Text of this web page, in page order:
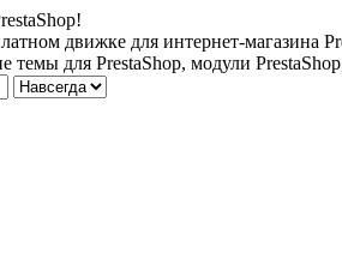
движке для интернет-магазина
темы для PrestaShop, модули